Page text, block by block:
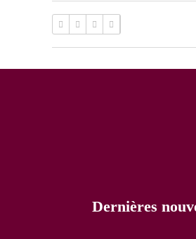
Dernières